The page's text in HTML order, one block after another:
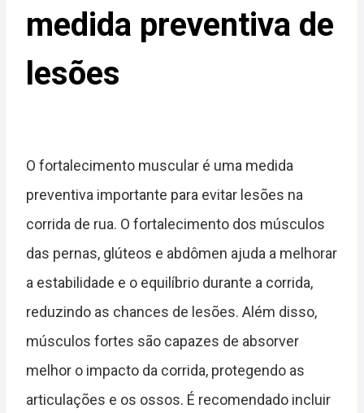
medida preventiva de
lesões
O fortalecimento muscular é uma medida
preventiva importante para evitar lesões na
corrida de rua. O fortalecimento dos músculos
das pernas, glúteos e abdômen ajuda a melhorar
a estabilidade e o equilíbrio durante a corrida,
reduzindo as chances de lesões. Além disso,
músculos fortes são capazes de absorver
melhor o impacto da corrida, protegendo as
articulações e os ossos. É recomendado incluir